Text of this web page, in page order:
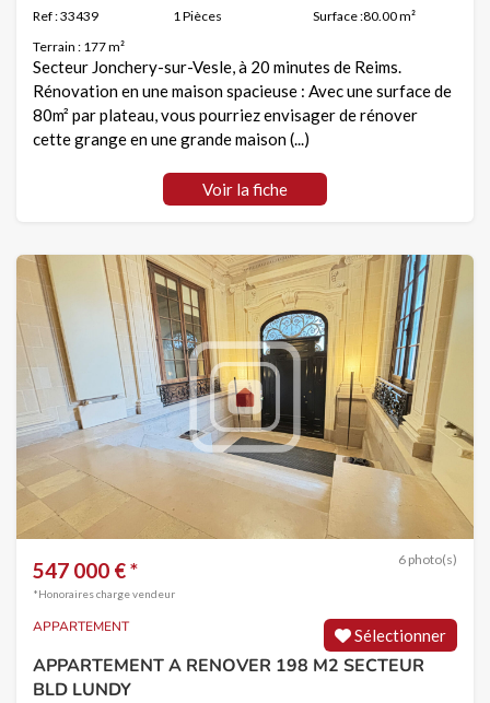
Ref : 33439 1 Pièces
Surface :80.00 m²
Terrain : 177 m²
Secteur Jonchery-sur-Vesle, à 20 minutes de Reims.
Rénovation en une maison spacieuse : Avec une surface de
80m² par plateau, vous pourriez envisager de rénover
cette grange en une grande maison (...)
Voir la fiche
6 photo(s)
547 000 € *
*Honoraires charge vendeur
Sélectionner
APPARTEMENT
APPARTEMENT A RENOVER 198 M2 SECTEUR
BLD LUNDY